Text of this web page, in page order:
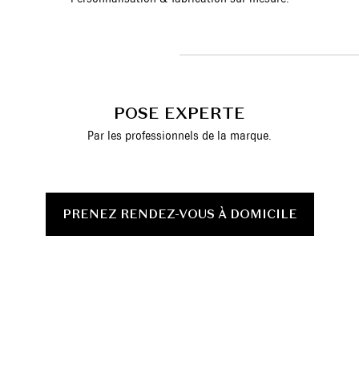
POSE EXPERTE
Par les professionnels de la marque.
PRENEZ RENDEZ-VOUS À DOMICILE